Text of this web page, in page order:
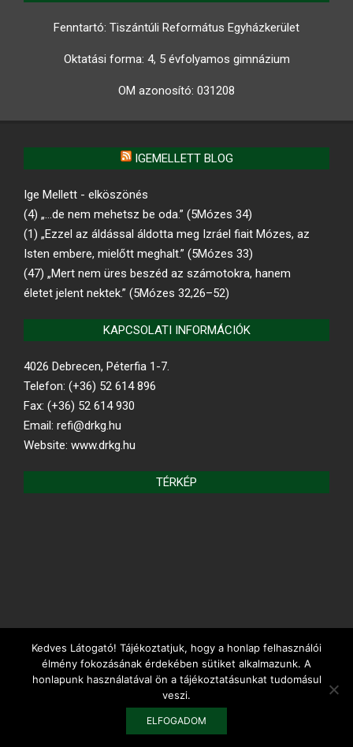
Fenntartó: Tiszántúli Református Egyházkerület
Oktatási forma: 4, 5 évfolyamos gimnázium
OM azonosító: 031208
IGEMELLETT BLOG
Ige Mellett - elköszönés
(4) „…de nem mehetsz be oda.” (5Mózes 34)
(1) „Ezzel az áldással áldotta meg Izráel fiait Mózes, az
Isten embere, mielőtt meghalt.” (5Mózes 33)
(47) „Mert nem üres beszéd az számotokra, hanem
életet jelent nektek.” (5Mózes 32,26–52)
KAPCSOLATI INFORMÁCIÓK
4026 Debrecen, Péterfia 1-7.
Telefon: (+36) 52 614 896
Fax: (+36) 52 614 930
Email: refi@drkg.hu
Website: www.drkg.hu
TÉRKÉP
REFORMÁTUS.HU
WordPress - 2023
Kedves Látogató! Tájékoztatjuk, hogy a honlap felhasználói
élmény fokozásának érdekében sütiket alkalmazunk. A
honlapunk használatával ön a tájékoztatásunkat tudomásul
veszi.
ELFOGADOM